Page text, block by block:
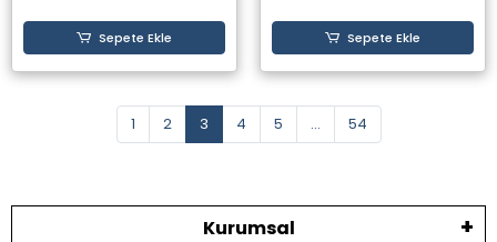
Sepete Ekle Sepete Ekle
1 2 3 4 5 ... 54
Kurumsal